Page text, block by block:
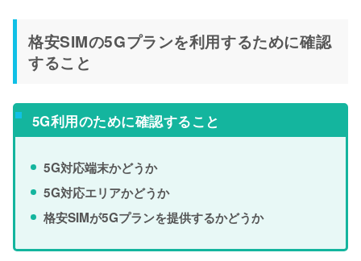
格安SIMの5Gプランを利用するために確認
すること
5G利用のために確認すること
5G対応端末かどうか
5G対応エリアかどうか
格安SIMが5Gプランを提供するかどうか